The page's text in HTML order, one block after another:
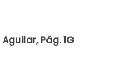
Pág. 1G